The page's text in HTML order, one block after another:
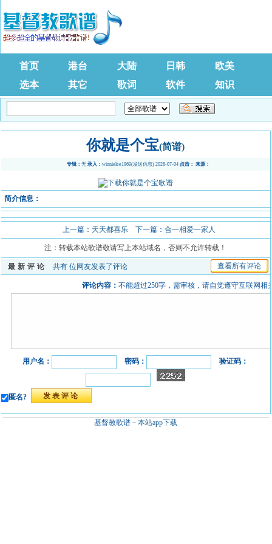
首页 港台 大陆 日韩
欧美
选本
其它 歌词 软件 知识
你就是个宝(简谱)
专辑： 无 录入： winnielee1969(发送信息) 2026-07-04点击： 来源：
简介信息：
上一篇： 天天都喜乐下一篇： 合一相爱一家人
注：转载本站歌谱敬请写上本站域名，否则不允许转载！
最新评论 共有位网友发表了评论 查看所有评论
评论内容：不能超过250字，需审核，请自觉遵守互联网相
用户名： 密码： 验证码：
匿名?
基督教歌谱－本站app下载